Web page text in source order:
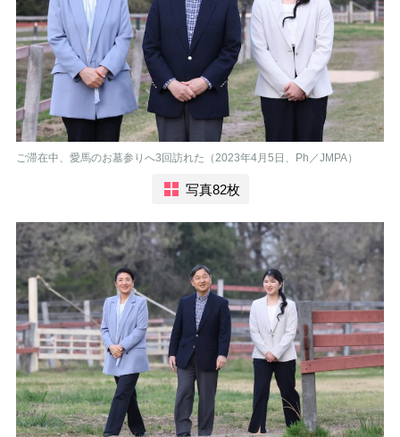
ご滞在中、愛馬のお墓参りへ3回訪れた（2023年4月5日、Ph／JMPA）
写真82枚